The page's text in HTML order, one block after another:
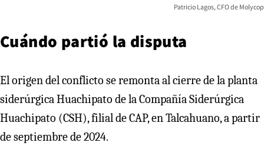
Patricio Lagos, CFO de Molycop
Cuándo partió la disputa
El origen del conflicto se remonta al cierre de la planta
siderúrgica Huachipato de la Compañía Siderúrgica
Huachipato (CSH), filial de CAP, en Talcahuano, a partir
de septiembre de 2024.